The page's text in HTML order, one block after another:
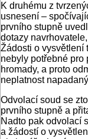
K druhému z
usnesení –
prvního stupně
dotazy
Žádosti o vysvětlení
nebyly potřebné
hromady, a proto
neplatnost
Odvolací soud se
prvního stupně a
Nadto pak odvolací
a žádostí o